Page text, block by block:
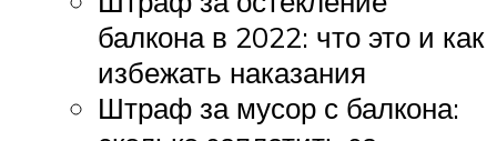
балкона в 2022: что это и как
избежать наказания
Штраф за мусор с балкона: